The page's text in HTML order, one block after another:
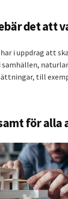
det att
i uppdrag att
samhällen,
till
för alla